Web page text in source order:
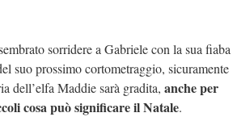
sorridere a Gabriele con la sua fiaba
suo prossimo cortometraggio, sicuramente
dell’elfa Maddie sarà gradita, anche per
cosa può significare il Natale.